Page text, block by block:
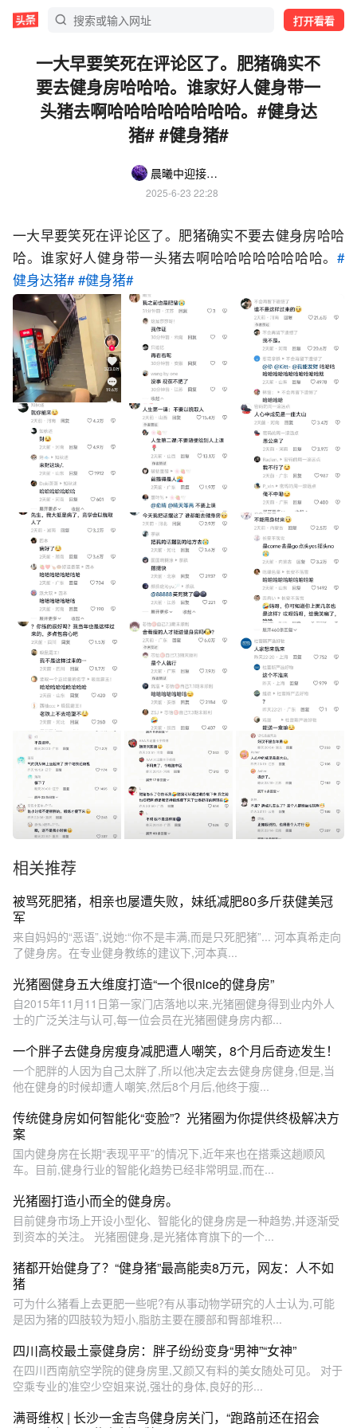
打开看看
一大早要笑死在评论区了。肥猪确实不
要去健身房哈哈哈。谁家好人健身带一
头猪去啊哈哈哈哈哈哈哈哈。#健身达
猪# #健身猪#
晨曦中迎接希望的曙光
2025-6-23 22:28
一大早要笑死在评论区了。肥猪确实不要去健身房哈哈
哈。谁家好人健身带一头猪去啊哈哈哈哈哈哈哈哈。 #
健身达猪# #健身猪#
相关推荐
被骂死肥猪，相亲也屡遭失败，妹纸减肥80多斤获健美冠
军
来自妈妈的“恶语”,说她:“你不是丰满,而是只死肥猪”... 河本真希走向
了健身房。在专业健身教练的建议下,河本真...
光猪圈健身五大维度打造“一个很nice的健身房”
自2015年11月11日第一家门店落地以来,光猪圈健身得到业内外人
士的广泛关注与认可,每一位会员在光猪圈健身房内都...
一个胖子去健身房瘦身减肥遭人嘲笑，8个月后奇迹发生！
一个肥胖的人因为自己太胖了,所以他决定去去健身房健身,但是,当
他在健身的时候却遭人嘲笑,然后8个月后,他终于瘦...
传统健身房如何智能化“变脸”？光猪圈为你提供终极解决方
案
国内健身房在长期“表现平平”的情况下,近年来也在搭乘这趟顺风
车。目前,健身行业的智能化趋势已经非常明显,而在...
光猪圈打造小而全的健身房。
目前健身市场上开设小型化、智能化的健身房是一种趋势,并逐渐受
到资本的关注。 光猪圈健身,是光猪体育旗下的一个...
猪都开始健身了？“健身猪”最高能卖8万元，网友：人不如
猪
可为什么猪看上去更肥一些呢?有从事动物学研究的人士认为,可能
是因为猪的四肢较为短小,脂肪主要在腰部和臀部堆积...
四川高校最土豪健身房：胖子纷纷变身“男神”“女神”
在四川西南航空学院的健身房里,又颜又有料的美女随处可见。 对于
空乘专业的准空少空姐来说,强壮的身体,良好的形...
满哥维权 | 长沙一金吉鸟健身房关门，“跑路前还在招会